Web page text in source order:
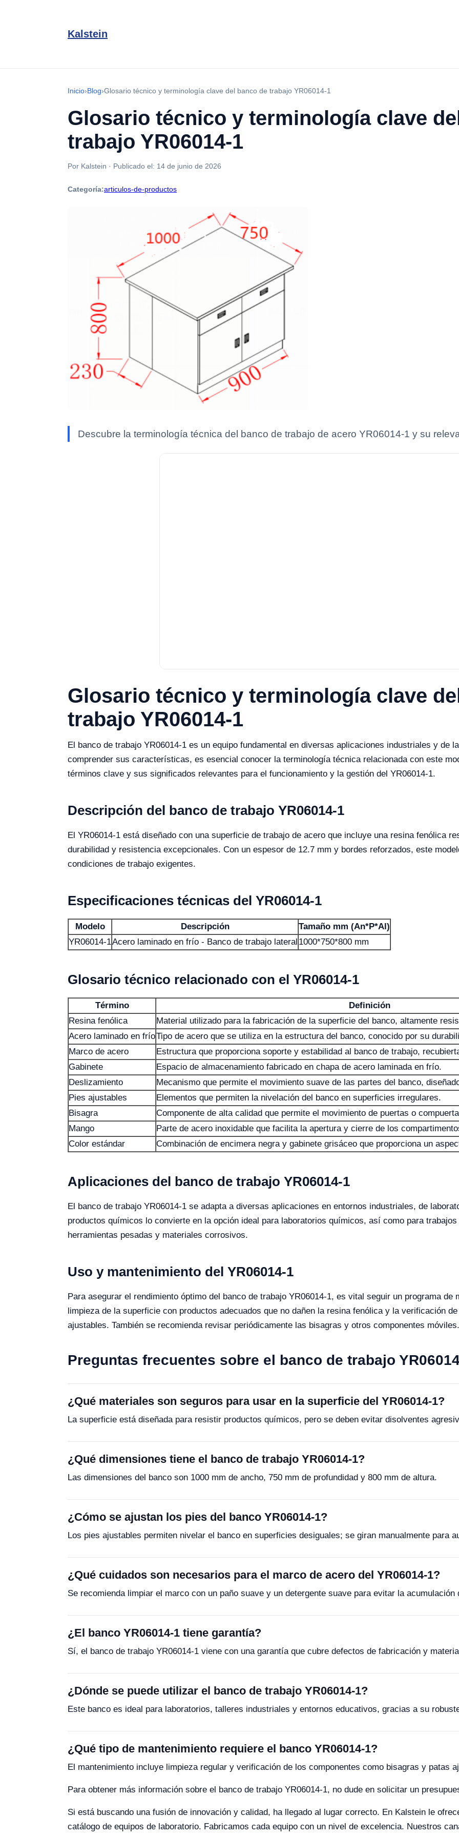
Kalstein
Inicio›Blog›Glosario técnico y terminología clave del banco de trabajo YR06014-1
Glosario técnico y terminología clave
trabajo YR06014-1
Por Kalstein · Publicado el: 14 de junio de 2026
Categoría:articulos-de-productos
Descubre la terminología técnica del banco de trabajo de acero YR06014-1 y su
Glosario técnico y terminología clave
trabajo YR06014-1
El banco de trabajo YR06014-1 es un equipo fundamental en diversas aplicaciones industriales y de
comprender sus características, es esencial conocer la terminología técnica relacionada con este
términos clave y sus significados relevantes para el funcionamiento y la gestión del YR06014-1.
Descripción del banco de trabajo YR06014-1
El YR06014-1 está diseñado con una superficie de trabajo de acero que incluye una resina fenólica
durabilidad y resistencia excepcionales. Con un espesor de 12.7 mm y bordes reforzados, este
condiciones de trabajo exigentes.
Especificaciones técnicas del YR06014-1
Modelo Descripción
Tamaño mm (An*P*Al)
YR06014-1Acero laminado en frío - Banco de trabajo lateral 1000*750*800 mm
Glosario técnico relacionado con el YR06014-1
Término
Definición
Resina fenólica
Material utilizado para la fabricación de la superficie del banco, altamente
Acero laminado en fríoTipo de acero que se utiliza en la estructura del banco, conocido por su
Marco de acero
Estructura que proporciona soporte y estabilidad al banco de trabajo,
Gabinete
Espacio de almacenamiento fabricado en chapa de acero laminada en frío.
Deslizamiento
Mecanismo que permite el movimiento suave de las partes del banco,
Pies ajustables
Elementos que permiten la nivelación del banco en superficies irregulares.
Bisagra
Componente de alta calidad que permite el movimiento de puertas o
Mango
Parte de acero inoxidable que facilita la apertura y cierre de los
Color estándar
Combinación de encimera negra y gabinete grisáceo que proporciona un
Aplicaciones del banco de trabajo YR06014-1
El banco de trabajo YR06014-1 se adapta a diversas aplicaciones en entornos industriales, de
productos químicos lo convierte en la opción ideal para laboratorios químicos, así como para
herramientas pesadas y materiales corrosivos.
Uso y mantenimiento del YR06014-1
Para asegurar el rendimiento óptimo del banco de trabajo YR06014-1, es vital seguir un programa de
limpieza de la superficie con productos adecuados que no dañen la resina fenólica y la verificación
ajustables. También se recomienda revisar periódicamente las bisagras y otros componentes móviles.
Preguntas frecuentes sobre el banco de trabajo
¿Qué materiales son seguros para usar en la superficie del YR06014-1?
La superficie está diseñada para resistir productos químicos, pero se deben evitar disolventes
¿Qué dimensiones tiene el banco de trabajo YR06014-1?
Las dimensiones del banco son 1000 mm de ancho, 750 mm de profundidad y 800 mm de altura.
¿Cómo se ajustan los pies del banco YR06014-1?
Los pies ajustables permiten nivelar el banco en superficies desiguales; se giran manualmente para
¿Qué cuidados son necesarios para el marco de acero del YR06014-1?
Se recomienda limpiar el marco con un paño suave y un detergente suave para evitar la
¿El banco YR06014-1 tiene garantía?
Sí, el banco de trabajo YR06014-1 viene con una garantía que cubre defectos de fabricación y
¿Dónde se puede utilizar el banco de trabajo YR06014-1?
Este banco es ideal para laboratorios, talleres industriales y entornos educativos, gracias a su
¿Qué tipo de mantenimiento requiere el banco YR06014-1?
El mantenimiento incluye limpieza regular y verificación de los componentes como bisagras y patas
Para obtener más información sobre el banco de trabajo YR06014-1, no dude en solicitar un
Si está buscando una fusión de innovación y calidad, ha llegado al lugar correcto. En Kalstein le
catálogo de equipos de laboratorio. Fabricamos cada equipo con un nivel de excelencia. Nuestros